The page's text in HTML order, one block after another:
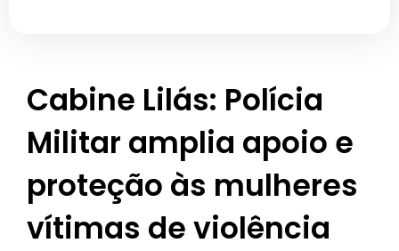
Cabine Lilás: Polícia
Militar amplia apoio e
proteção às mulheres
vítimas de violência